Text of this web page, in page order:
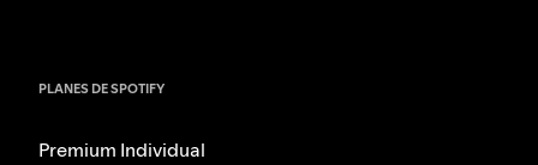
PLANES DE SPOTIFY
Premium Individual